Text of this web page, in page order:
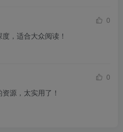
0
，适合大众阅读！
0
源，太实用了！